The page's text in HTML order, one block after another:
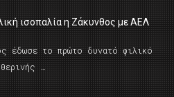
ισοπαλία η Ζάκυνθος με ΑΕΛ
έδωσε το πρώτο δυνατό φιλικό
…